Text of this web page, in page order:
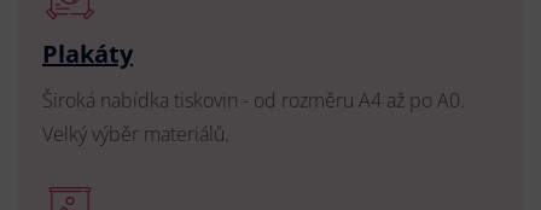
Plakáty
Široká nabídka tiskovin - od rozměru A4 až po A0.
Velký výběr materiálů.